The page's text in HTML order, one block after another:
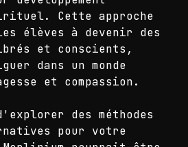
enrichissante
développement
Cette approche
élèves à devenir des
et conscients,
dans un monde
et compassion.
des méthodes